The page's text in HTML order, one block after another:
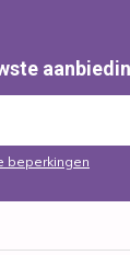
beperkingen